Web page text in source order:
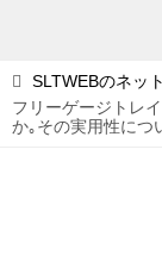
SLTWEBのネッ
フリーゲージトレ
か｡その実用性につ